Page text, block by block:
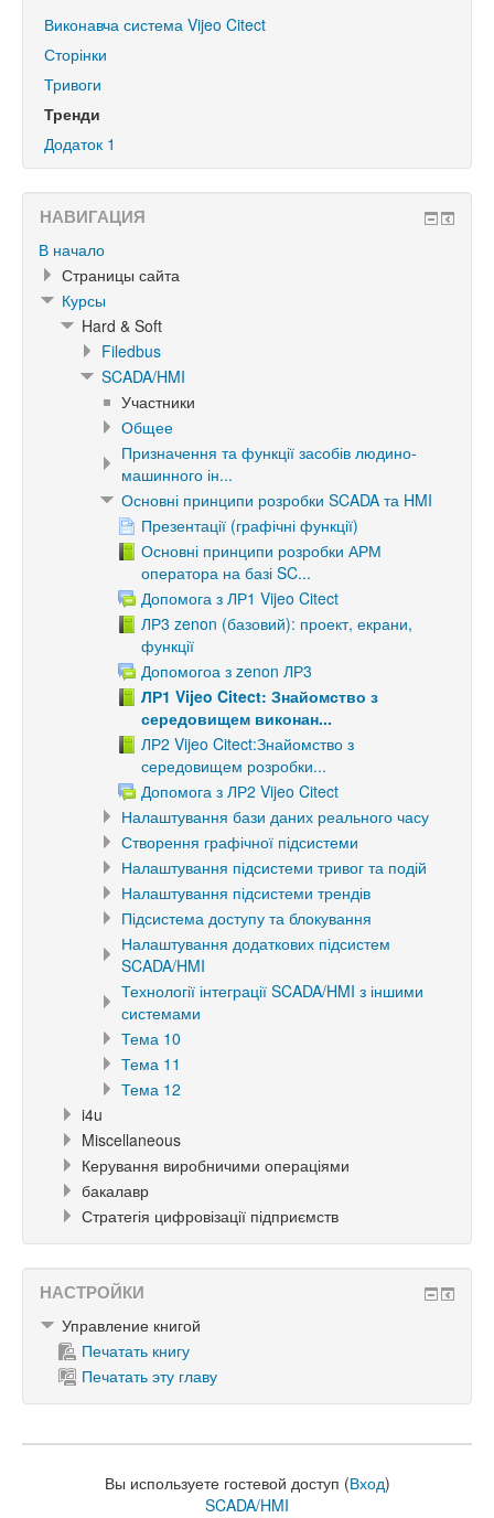
Виконавча система Vijeo Citect
Сторінки
Тривоги
Тренди
Додаток 1
НАВИГАЦИЯ
В начало
Страницы сайта
Курсы
Hard & Soft
Filedbus
SCADA/HMI
Участники
Общее
Призначення та функції засобів людино-
машинного ін...
Основні принципи розробки SCADA та HMI
Презентації (графічні функції)
Основні принципи розробки АРМ
оператора на базі SC...
Допомога з ЛР1 Vijeo Citect
ЛР3 zenon (базовий): проект, екрани,
функції
Допомогоа з zenon ЛР3
ЛР1 Vijeo Citect: Знайомство з
середовищем виконан...
ЛР2 Vijeo Citect:Знайомство з
середовищем розробки...
Допомога з ЛР2 Vijeo Citect
Налаштування бази даних реального часу
Створення графічної підсистеми
Налаштування підсистеми тривог та подій
Налаштування підсистеми трендів
Підсистема доступу та блокування
Налаштування додаткових підсистем
SCADA/HMI
Технології інтеграції SCADA/HMI з іншими
системами
Тема 10
Тема 11
Тема 12
i4u
Miscellaneous
Керування виробничими операціями
бакалавр
Стратегія цифровізації підприємств
НАСТРОЙКИ
Управление книгой
Печатать книгу
Печатать эту главу
Вы используете гостевой доступ (Вход)
SCADA/HMI